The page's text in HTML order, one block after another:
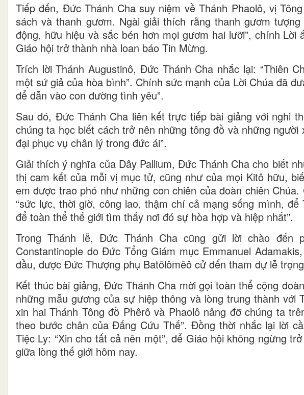
Tiếp đến, Đức Thánh Cha suy niệm về Thánh Phaolô, vị
sách và thanh gươm. Ngài giải thích rằng thanh gươm
động, hữu hiệu và sắc bén hơn mọi gươm hai lưỡi”, chính
Giáo hội trở thành nhà loan báo Tin Mừng.
Trích lời Thánh Augustinô, Đức Thánh Cha nhắc lại: “Thiên
một sứ giả của hòa bình”. Chính sức mạnh của Lời Chúa đã
để dẫn vào con đường tình yêu”.
Sau đó, Đức Thánh Cha liên kết trực tiếp bài giảng với nghi
chúng ta học biết cách trở nên những tông đồ và những
đại phục vụ chân lý trong đức ái”.
Giải thích ý nghĩa của Dây Pallium, Đức Thánh Cha cho biết
thị cam kết của mỗi vị mục tử, cũng như của mọi Kitô hữu,
em được trao phó như những con chiên của đoàn chiên
“sức lực, thời giờ, công lao, thậm chí cả mạng sống mình,
để toàn thể thế giới tìm thấy nơi đó sự hòa hợp và hiệp nhất”.
Trong Thánh lễ, Đức Thánh Cha cũng gửi lời chào đến
Constantinople do Đức Tổng Giám mục Emmanuel
đầu, được Đức Thượng phụ Batôlômêô cử đến tham dự lễ
Kết thúc bài giảng, Đức Thánh Cha mời gọi toàn thể cộng
những mẫu gương của sự hiệp thông và lòng trung thành với
xin hai Thánh Tông đồ Phêrô và Phaolô nâng đỡ chúng ta
theo bước chân của Đấng Cứu Thế”. Đồng thời nhắc lại lời
Tiệc Ly: “Xin cho tất cả nên một”, để Giáo hội không ngừng
giữa lòng thế giới hôm nay.